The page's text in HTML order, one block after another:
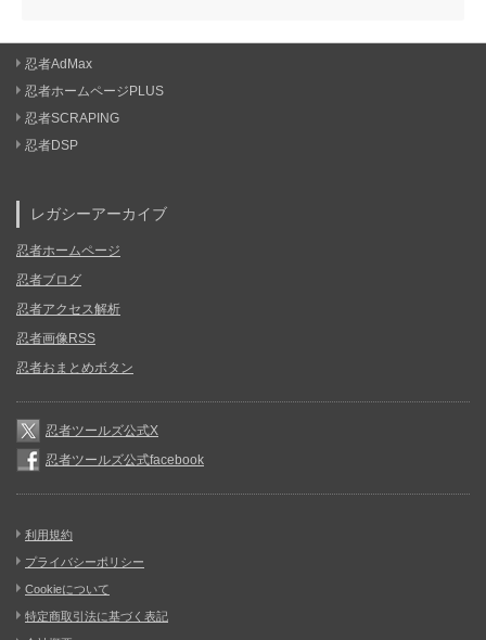
忍者AdMax
忍者ホームページPLUS
忍者SCRAPING
忍者DSP
レガシーアーカイブ
忍者ホームページ
忍者ブログ
忍者アクセス解析
忍者画像RSS
忍者おまとめボタン
忍者ツールズ公式X
忍者ツールズ公式facebook
利用規約
プライバシーポリシー
Cookieについて
特定商取引法に基づく表記